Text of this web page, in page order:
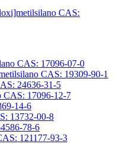
CAS:
CAS: 17096-07-0
CAS: 19309-90-1
24636-31-5
CAS: 17096-12-7
14-6
13732-00-8
78-6
121177-93-3